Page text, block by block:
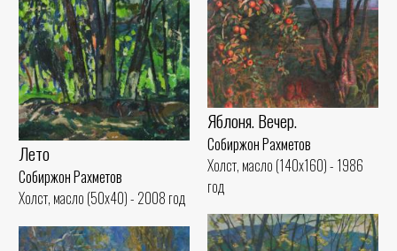
Лето
Собиржон Рахметов
Холст, масло (50x40) - 2008 год
Яблоня. Вечер.
Собиржон Рахметов
Холст, масло (140x160) - 1986
год